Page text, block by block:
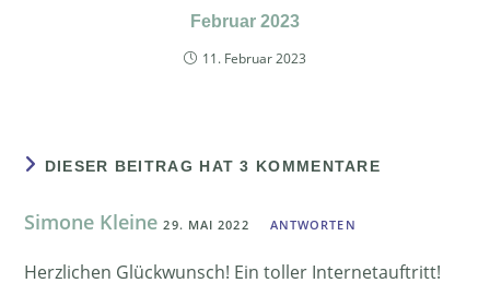
Februar 2023
11. Februar 2023
DIESER BEITRAG HAT 3 KOMMENTARE
Simone Kleine 29. MAI 2022 ANTWORTEN
Herzlichen Glückwunsch! Ein toller Internetauftritt!